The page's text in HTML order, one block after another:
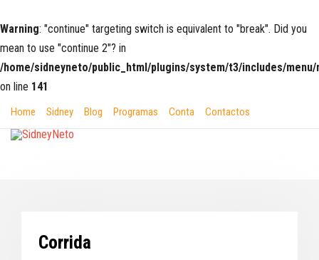
Warning: "continue" targeting switch is equivalent to "break". Did you
mean to use "continue 2"? in
/home/sidneyneto/public_html/plugins/system/t3/includes/menu/
on line 141
Home Sidney Blog Programas Conta Contactos
Corrida